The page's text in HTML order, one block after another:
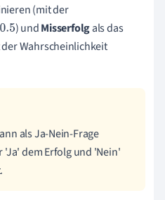
(mit der
) undMisserfolgals das
Wahrscheinlichkeit
als Ja-Nein-Frage
dem Erfolg und 'Nein'